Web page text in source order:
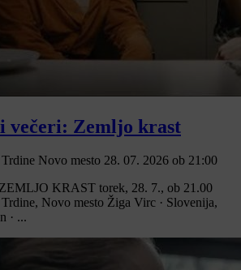
večeri: Zemljo krast
Novo mesto 28. 07. 2026 ob 21:00
KRAST torek, 28. 7., ob 21.00
Novo mesto Žiga Virc · Slovenija,
· ...